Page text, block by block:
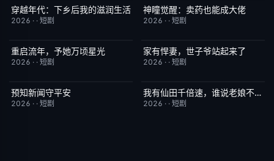
完结 3.0
穿越年代：下乡后我的滋润生活
2026 · · 短剧
完结 7.0
神瞳觉醒：卖药也能成大佬
2026 · · 短剧
完结
重启流年，予她万顷星光
2026 · · 短剧
完结
家有悍妻，世子爷站起来了
2026 · · 短剧
完结
预知新闻守平安
2026 · · 短剧
完结 6.0我有仙田千倍速，谁说老娘不是仙
2026 · · 短剧